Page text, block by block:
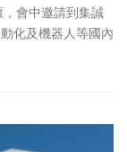
會中邀請到集誠
化及機器人等國內
板級封裝（PLP）